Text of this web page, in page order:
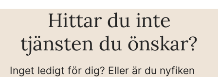
Hittar du inte
tjänsten du önskar?
Inget ledigt för dig? Eller är du nyfiken